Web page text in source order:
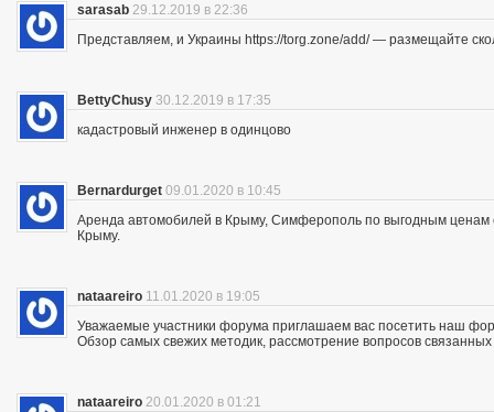
sarasab 29.12.2019 в 22:36
Представляем, и Украины https://torg.zone/add/ — размещайте
BettyChusy 30.12.2019 в 17:35
кадастровый инженер в одинцово
Bernardurget 09.01.2020 в 10:45
Аренда автомобилей в Крыму, Симферополь по выгодным ценам
Крыму.
nataareiro 11.01.2020 в 19:05
Уважаемые участники форума приглашаем вас посетить наш
Обзор самых свежих методик, рассмотрение вопросов связанных
nataareiro 20.01.2020 в 01:21